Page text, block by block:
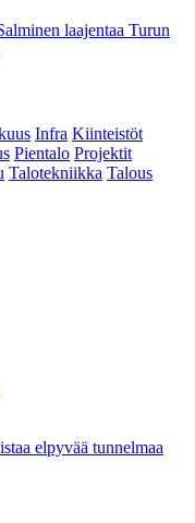
laajentaa Turun
Infra Kiinteistöt
Pientalo Projektit
Talotekniikka Talous
elpyvää tunnelmaa